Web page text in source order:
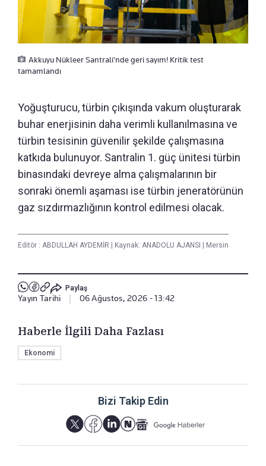
Akkuyu Nükleer Santrali'nde geri sayım! Kritik test
tamamlandı
Yoğuşturucu, türbin çıkışında vakum oluşturarak
buhar enerjisinin daha verimli kullanılmasına ve
türbin tesisinin güvenilir şekilde çalışmasına
katkıda bulunuyor. Santralin 1. güç ünitesi türbin
binasındaki devreye alma çalışmalarının bir
sonraki önemli aşaması ise türbin jeneratörünün
gaz sızdırmazlığının kontrol edilmesi olacak.
Editör : ABDULLAH AYDEMİR Kaynak: ANADOLU AJANSI Mersin
Paylaş
Yayın Tarihi 06 Ağustos, 2026 - 13:42
Haberle İlgili Daha Fazlası
Ekonomi
Bizi Takip Edin